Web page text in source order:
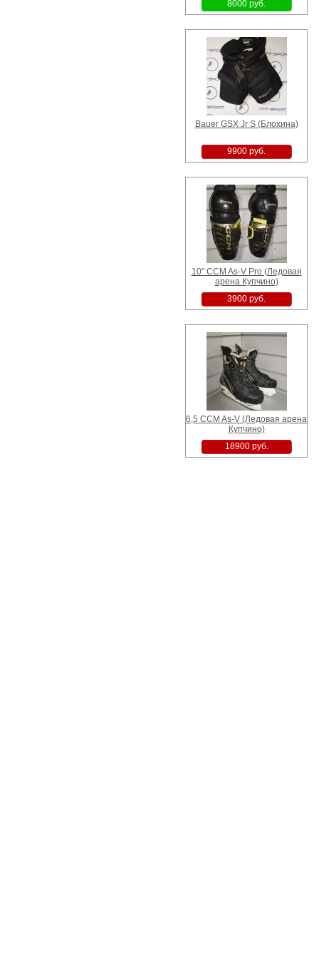
8000 руб.
Bauer GSX Jr S (Блохина)
9900 руб.
10" CCM As-V Pro (Ледовая
арена Купчино)
3900 руб.
6,5 CCM As-V (Ледовая арена
Купчино)
18900 руб.